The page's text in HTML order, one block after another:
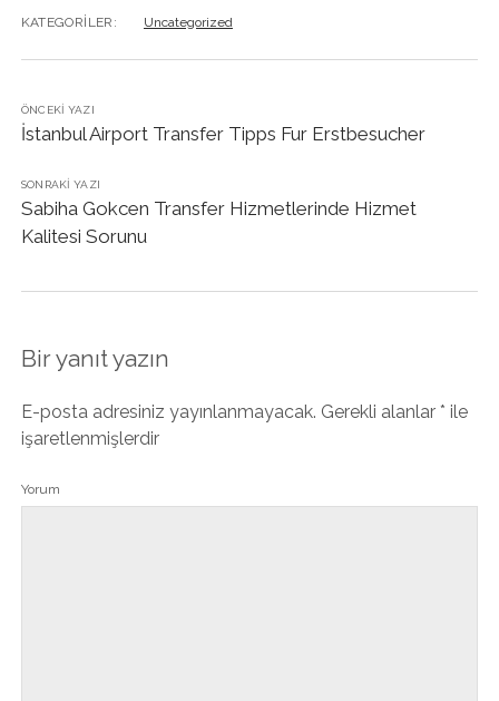
KATEGORILER: Uncategorized
ÖNCEKI YAZI
İstanbul Airport Transfer Tipps Fur Erstbesucher
SONRAKI YAZI
Sabiha Gokcen Transfer Hizmetlerinde Hizmet
Kalitesi Sorunu
Bir yanıt yazın
E-posta adresiniz yayınlanmayacak. Gerekli alanlar * ile
işaretlenmişlerdir
Yorum